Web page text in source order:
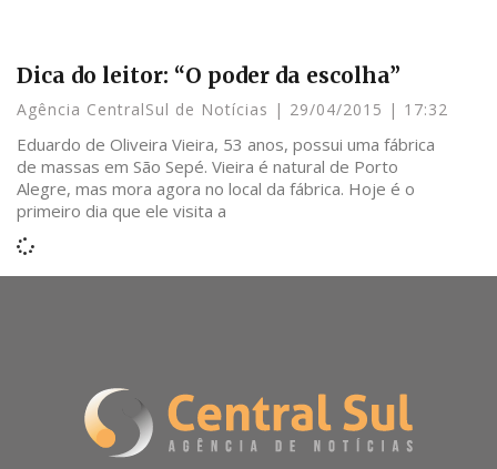
Dica do leitor: “O poder da escolha”
Agência CentralSul de Notícias 29/04/2015 17:32
Eduardo de Oliveira Vieira, 53 anos, possui uma fábrica
de massas em São Sepé. Vieira é natural de Porto
Alegre, mas mora agora no local da fábrica. Hoje é o
primeiro dia que ele visita a